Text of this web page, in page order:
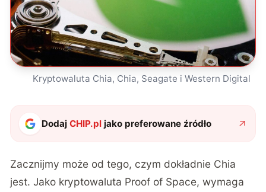
Kryptowaluta Chia, Chia, Seagate i Western Digital
DodajCHIP.pl jako preferowane źródło
Zacznijmy może od tego, czym dokładnie Chia
jest. Jako kryptowaluta Proof of Space, wymaga